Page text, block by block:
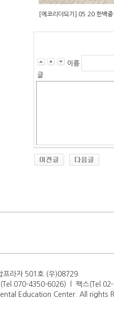
[에코리더되기] 05.20 한백중
이름
글
프라자 501호 (우)08729
4350-6026) l 팩스
Education Center. All rights